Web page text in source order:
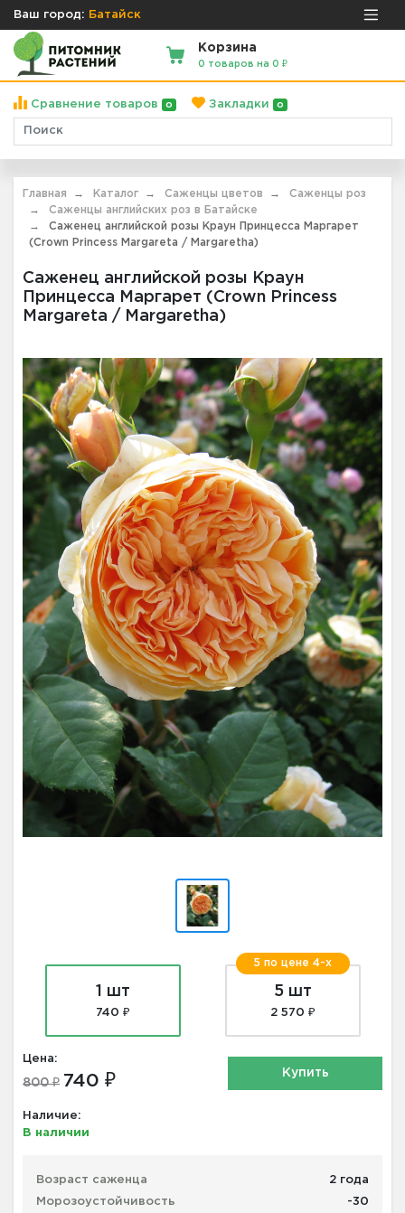
Ваш город: Батайск
Корзина
0 товаров на 0 ₽
Сравнение товаров 0 Закладки 0
Главная Каталог Саженцы цветов
Саженцы роз
Саженцы английских роз в Батайске
Саженец английской розы Краун Принцесса Маргарет
(Crown Princess Margareta / Margaretha)
Саженец английской розы Краун
Принцесса Маргарет (Crown Princess
Margareta / Margaretha)
1 шт
740 ₽
5 по цене 4-х
5 шт
2 570 ₽
Цена:
800 ₽ 740 ₽
Наличие:
В наличии
Купить
Возраст саженца 2 года
Морозоустойчивость -30